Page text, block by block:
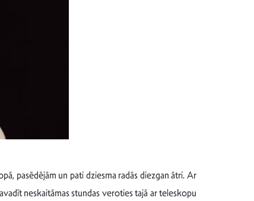
pasēdējām un pati dziesma radās diezgan ātri. Ar
neskaitāmas stundas veroties tajā ar teleskopu